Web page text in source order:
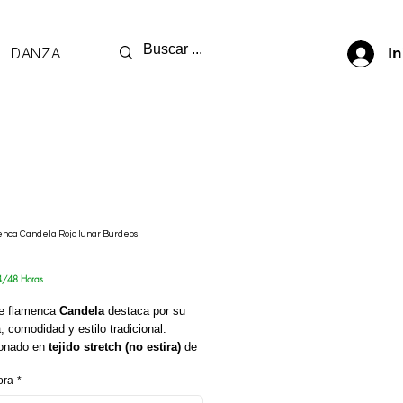
DANZA
Candela Rojo lunar Burdeos
48 Horas
flamencaCandeladestaca por su
comodidad y estilo tradicional.
en tejido stretch (no estira) de
*